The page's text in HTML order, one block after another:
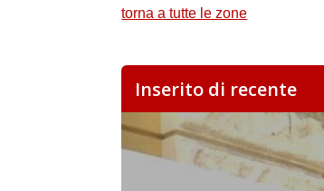
torna a tutte le zone
Inserito di recente